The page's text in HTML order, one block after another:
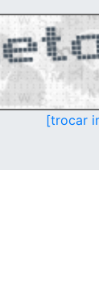
[trocar